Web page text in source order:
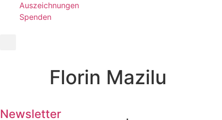
Auszeichnungen
Spenden
Florin Mazilu
Newsletter